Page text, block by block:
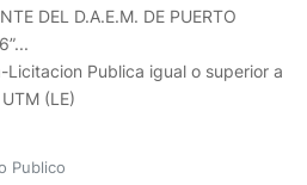
DEL D.A.E.M. DE PUERTO
Licitacion Publica igual o superior a
(LE)
Publico